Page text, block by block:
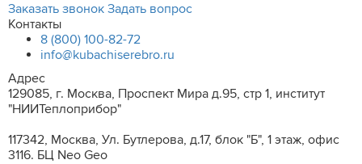
Заказать звонок Задать вопрос
Контакты
8 (800) 100-82-72
info@kubachiserebro.ru
Адрес
129085, г. Москва, Проспект Мира д.95, стр 1, институт
"НИИТеплоприбор"
117342, Москва, Ул. Бутлерова, д.17, блок "Б", 1 этаж, офис
3116. БЦ Neo Geo